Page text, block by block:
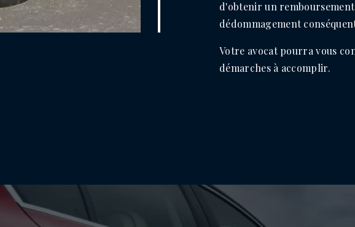
d'obtenir un
dédommagement
Votre avocat pourra vous
démarches à accomplir.